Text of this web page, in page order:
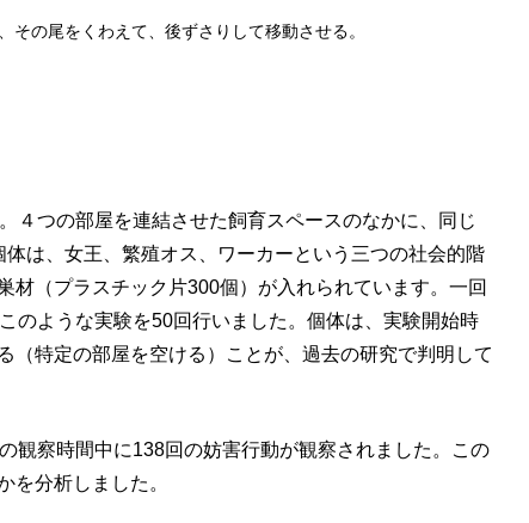
の尾をくわえて、後ずさりして移動させる。
４つの部屋を連結させた飼育スペースのなかに、同じ
は、女王、繁殖オス、ワーカーという三つの社会的階
（プラスチック片300個）が入れられています。一回
のような実験を50回行いました。個体は、実験開始時
特定の部屋を空ける）ことが、過去の研究で判明して
観察時間中に138回の妨害行動が観察されました。この
を分析しました。